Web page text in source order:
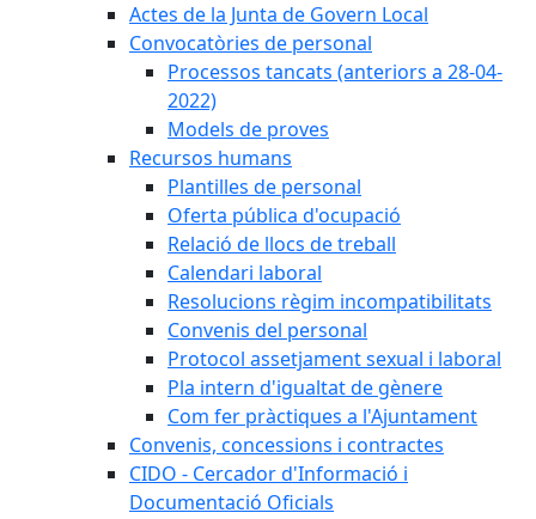
Actes de la Junta de Govern Local
Convocatòries de personal
Processos tancats (anteriors a 28-04-
2022)
Models de proves
Recursos humans
Plantilles de personal
Oferta pública d'ocupació
Relació de llocs de treball
Calendari laboral
Resolucions règim incompatibilitats
Convenis del personal
Protocol assetjament sexual i laboral
Pla intern d'igualtat de gènere
Com fer pràctiques a l'Ajuntament
Convenis, concessions i contractes
CIDO - Cercador d'Informació i
Documentació Oficials